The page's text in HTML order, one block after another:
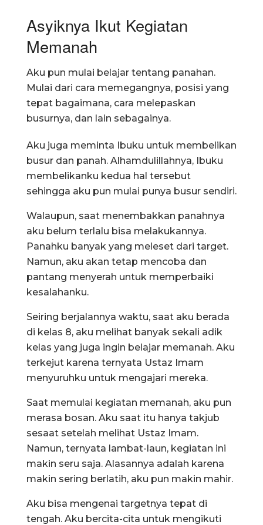
Asyiknya Ikut Kegiatan
Memanah
Aku pun mulai belajar tentang panahan.
Mulai dari cara memegangnya, posisi yang
tepat bagaimana, cara melepaskan
busurnya, dan lain sebagainya.
Aku juga meminta Ibuku untuk membelikan
busur dan panah. Alhamdulillahnya, Ibuku
membelikanku kedua hal tersebut
sehingga aku pun mulai punya busur sendiri.
Walaupun, saat menembakkan panahnya
aku belum terlalu bisa melakukannya.
Panahku banyak yang meleset dari target.
Namun, aku akan tetap mencoba dan
pantang menyerah untuk memperbaiki
kesalahanku.
Seiring berjalannya waktu, saat aku berada
di kelas 8, aku melihat banyak sekali adik
kelas yang juga ingin belajar memanah. Aku
terkejut karena ternyata Ustaz Imam
menyuruhku untuk mengajari mereka.
Saat memulai kegiatan memanah, aku pun
merasa bosan. Aku saat itu hanya takjub
sesaat setelah melihat Ustaz Imam.
Namun, ternyata lambat-laun, kegiatan ini
makin seru saja. Alasannya adalah karena
makin sering berlatih, aku pun makin mahir.
Aku bisa mengenai targetnya tepat di
tengah. Aku bercita-cita untuk mengikuti